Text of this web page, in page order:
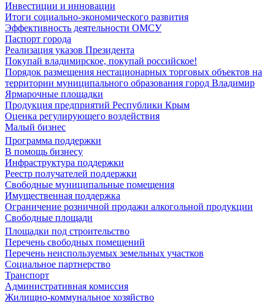
Инвестиции и инновации
Итоги социально-экономического развития
Эффективность деятельности ОМСУ
Паспорт города
Реализация указов Президента
Покупай владимирское, покупай российское!
Порядок размещения нестационарных торговых объектов на
территории муниципального образования город Владимир
Ярмарочные площадки
Продукция предприятий Республики Крым
Оценка регулирующего воздействия
Малый бизнес
Программа поддержки
В помощь бизнесу
Инфраструктура поддержки
Реестр получателей поддержки
Свободные муниципальные помещения
Имущественная поддержка
Ограничение розничной продажи алкогольной продукции
Свободные площади
Площадки под строительство
Перечень свободных помещений
Перечень неиспользуемых земельных участков
Социальное партнерство
Транспорт
Административная комиссия
Жилищно-коммунальное хозяйство